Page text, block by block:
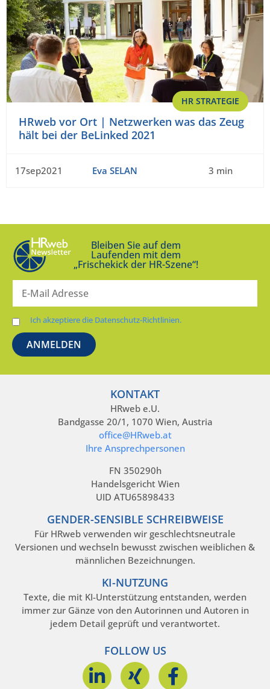
HR STRATEGIE
HRweb vor Ort | Netzwerken was das Zeug
hält bei der BeLinked 2021
17sep2021 Eva SELAN 3 min
Bleiben Sie auf dem
Laufenden mit dem
„Frischekick der HR-Szene“!
Ich akzeptiere die Datenschutz-Richtlinien.
KONTAKT
HRweb e.U.
Bandgasse 20/1, 1070 Wien, Austria
office@HRweb.at
Ihre Ansprechpersonen
FN 350290h
Handelsgericht Wien
UID ATU65898433
GENDER-SENSIBLE SCHREIBWEISE
Für HRweb verwenden wir geschlechtsneutrale
Versionen und wechseln bewusst zwischen weiblichen &
männlichen Bezeichnungen.
KI-NUTZUNG
Texte, die mit KI-Unterstützung entstanden, werden
immer zur Gänze von den Autorinnen und Autoren in
jedem Detail geprüft und verantwortet.
FOLLOW US